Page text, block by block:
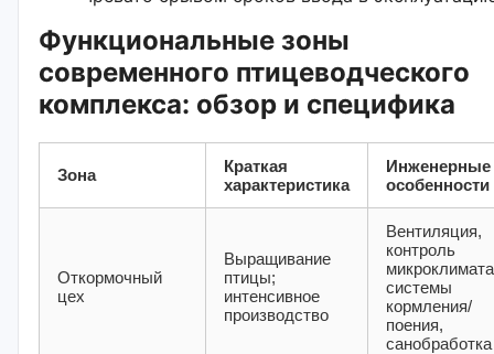
Функциональные зоны
современного птицеводческого
комплекса: обзор и специфика
Зона
Краткая
характеристика
Инженерные
особенности
Откормочный
цех
Выращивание
птицы;
интенсивное
производство
Вентиляция,
контроль
системы
кормления/
поения,
санобработка